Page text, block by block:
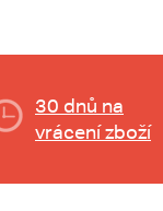
30 dnů na
vrácení zboží